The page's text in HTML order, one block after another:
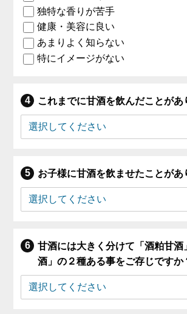
独特な香りが苦手
健康・美容に良い
あまりよく知らない
特にイメージがない
これまでに甘酒を飲んだことがあ
お子様に甘酒を飲ませたことがあ
甘酒には大きく分けて「酒粕甘酒
酒」の２種ある事をご存じですか